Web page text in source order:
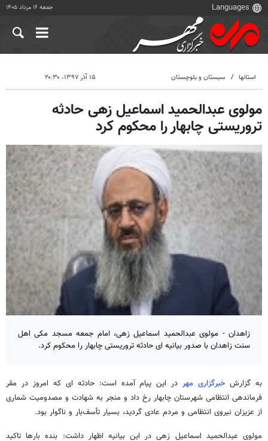
جمعه ۱۶ مرداد ۱۴۰۵
استانها سیستان و بلوچستان ۱۵ آذر ۱۳۹۷، ۲۰:۳۰
مولوی عبدالحمید اسماعیل زهی حادثه
تروریستی چابهار را محکوم کرد
زاهدان - مولوی عبدالحمید اسماعیل زهی، امام جمعه مسجد مکی اهل
سنت زاهدان با صدور بیانیه ای حادثه تروریستی چابهار را محکوم کرد.
به گزارش خبرگزاری مهردر این پیام آمده است: حادثه ای که امروز در مقر
فرماندهی انتظامی شهرستان چابهار رخ داد و منجر به شهادت و مصدومیت شماری
از عزیزان نیروی انتظامی و مردم عادی گردید، بسیار تأسف‌بار و ناگوار بود.
مولوی عبدالحمید اسماعیل زهی در این بیانیه اظهار داشت: بنده بارها تاکید